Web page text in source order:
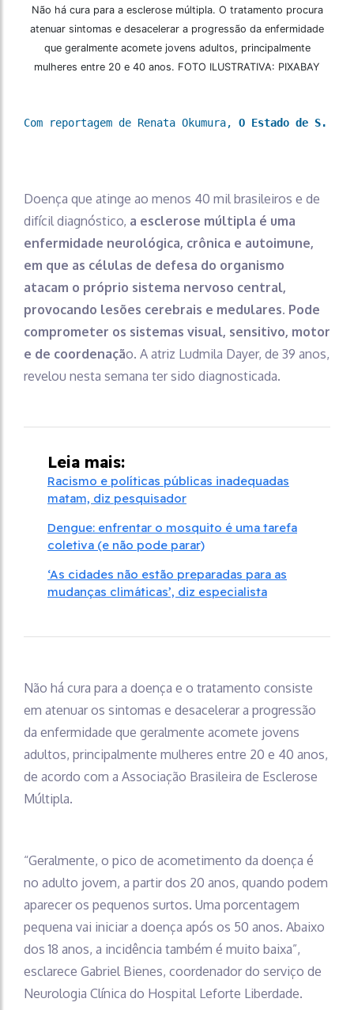
Não há cura para a esclerose múltipla. O tratamento procura
atenuar sintomas e desacelerar a progressão da enfermidade
que geralmente acomete jovens adultos, principalmente
mulheres entre 20 e 40 anos. FOTO ILUSTRATIVA: PIXABAY
Com reportagem de Renata Okumura, O Estado de S.
Doença que atinge ao menos 40 mil brasileiros e de
difícil diagnóstico, a esclerose múltipla é uma
enfermidade neurológica, crônica e autoimune,
em que as células de defesa do organismo
atacam o próprio sistema nervoso central,
provocando lesões cerebrais e medulares. Pode
comprometer os sistemas visual, sensitivo, motor
e de coordenação. A atriz Ludmila Dayer, de 39 anos,
revelou nesta semana ter sido diagnosticada.
Leia mais:
Racismo e políticas públicas inadequadas
matam, diz pesquisador
Dengue: enfrentar o mosquito é uma tarefa
coletiva (e não pode parar)
‘As cidades não estão preparadas para as
mudanças climáticas’, diz especialista
Não há cura para a doença e o tratamento consiste
em atenuar os sintomas e desacelerar a progressão
da enfermidade que geralmente acomete jovens
adultos, principalmente mulheres entre 20 e 40 anos,
de acordo com a Associação Brasileira de Esclerose
Múltipla.
“Geralmente, o pico de acometimento da doença é
no adulto jovem, a partir dos 20 anos, quando podem
aparecer os pequenos surtos. Uma porcentagem
pequena vai iniciar a doença após os 50 anos. Abaixo
dos 18 anos, a incidência também é muito baixa”,
esclarece Gabriel Bienes, coordenador do serviço de
Neurologia Clínica do Hospital Leforte Liberdade.